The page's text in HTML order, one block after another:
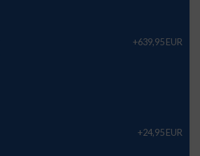
+639,95 EUR
+24,95 EUR